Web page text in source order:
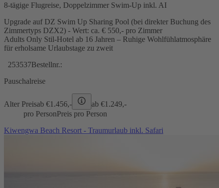
8-tägige Flugreise, Doppelzimmer Swim-Up inkl. AI
Upgrade auf DZ Swim Up Sharing Pool (bei direkter Buchung des
Zimmertyps DZX2) - Wert: ca. € 550,- pro Zimmer
Adults Only Stil-Hotel ab 16 Jahren – Ruhige Wohlfühlatmosphäre
für erholsame Urlaubstage zu zweit
253537Bestellnr.:
Pauschalreise
Alter Preisab €1.456,- ab €1.249,-
pro PersonPreis pro Person
Kiwengwa Beach Resort - Traumurlaub inkl. Safari